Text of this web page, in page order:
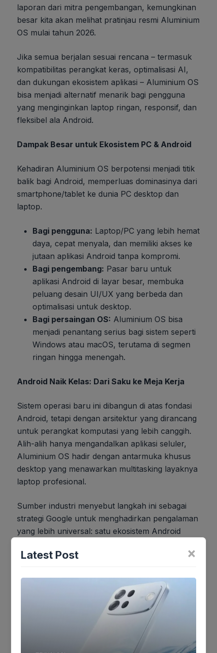
laporan dari mitra pengembangan, kemungkinan
besar kita akan melihat pratinjau resmi Aluminium
OS mulai tahun 2026.
Jika semua berjalan sesuai rencana – termasuk
kompatibilitas perangkat keras, optimalisasi AI,
dan dukungan ekosistem aplikasi – Aluminium OS
bisa menjadi alternatif menarik bagi pengguna
yang menginginkan laptop ringan, responsif, dan
fleksibel ala Android.
Dampak Besar untuk Ekosistem PC & Android
Kehadiran Aluminium OS berpotensi menjadi titik
balik bagi Android, memperluas dominasinya dari
smartphone/tablet ke dunia PC desktop dan
laptop.
Bagi pengguna: Laptop/PC yang lebih hemat
daya, cepat menyala, dan memiliki akses ke
jutaan aplikasi Android tanpa kompromi.
Bagi pengembang: Pasar baru untuk
aplikasi Android di layar besar, membuka
peluang desain UI/UX yang berbeda dan
optimalisasi untuk desktop.
Bagi persaingan OS: Aluminium OS bisa
menjadi penantang serius bagi sistem seperti
Windows atau macOS, terutama di segmen
ringan hingga menengah.
Android Naik Kelas: Dari Saku ke Meja Kerja
Sistem operasi baru ini dibangun di atas fondasi
Android, tetapi dengan arsitektur yang dirancang
untuk perangkat komputasi yang lebih canggih.
Alih-alih hanya mengandalkan aplikasi seluler,
Aluminium OS hadir dengan antarmuka khusus
desktop yang menawarkan multitasking layaknya
laptop profesional.
Sumber industri menyebut langkah ini sebagai
strategi Google untuk menghadirkan pengalaman
yang lebih universal: satu ekosistem Android
Android untuk Laptop?
Android telah membuktikan diri sebagai salah
satu sistem operasi paling populer di dunia
selama bertahun-tahun. Namun, pangsa pasar
Android di laptop dan PC masih sangat terbatas.
×
Latest Post